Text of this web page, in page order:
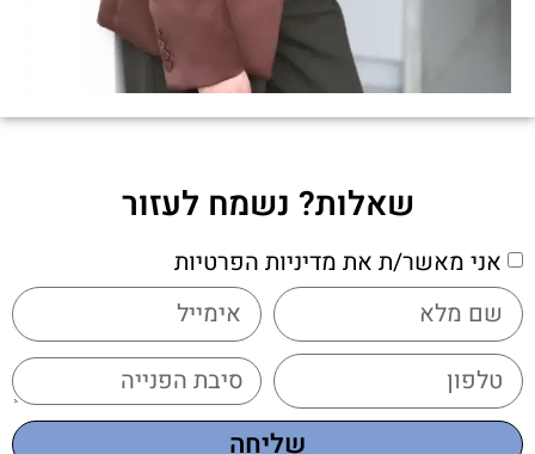
שאלות? נשמח לעזור
אני מאשר/ת את מדיניות הפרטיות
שליחה